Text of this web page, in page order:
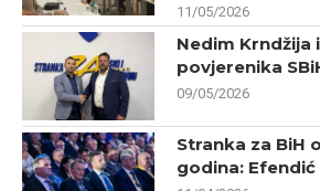
11/05/2026
Nedim Krndžija
povjerenika
09/05/2026
Stranka za BiH
godina: Efendić